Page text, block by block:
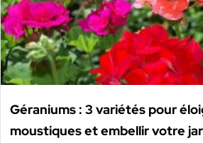
Géraniums : 3 variétés pour
moustiques et embellir votre